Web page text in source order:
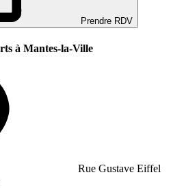
Prendre RDV
à Mantes-la-Ville
Rue Gustave Eiffel